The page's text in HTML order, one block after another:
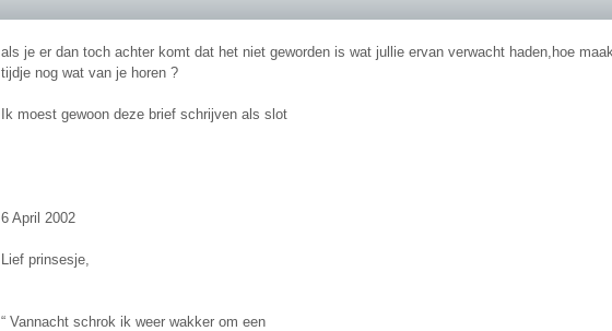
als je er dan toch achter komt dat het niet geworden is wat jullie ervan verwacht haden,hoe
tijdje nog wat van je horen ?
Ik moest gewoon deze brief schrijven als slot
6 April 2002
Lief prinsesje,
“ Vannacht schrok ik weer wakker om een